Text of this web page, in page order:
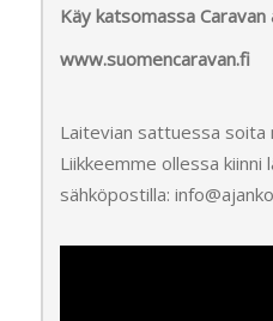
Käy katsomassa
www.suomencaravan.fi
Laitevian sattuessa soita
Liikkeemme ollessa kiinni
sähköpostilla: